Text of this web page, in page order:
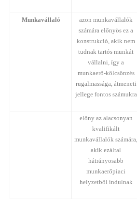
Munkavállaló
azon munkavállalók
számára előnyös ez a
konstrukció, akik nem
tudnak tartós munkát
vállalni, így a
munkaerő-kölcsönzés
rugalmassága, átmeneti
jellege fontos számukra
előny az alacsonyan
kvalifikált
munkavállalók számára,
akik ezáltal
hátrányosabb
munkaerőpiaci
helyzetből indulnak